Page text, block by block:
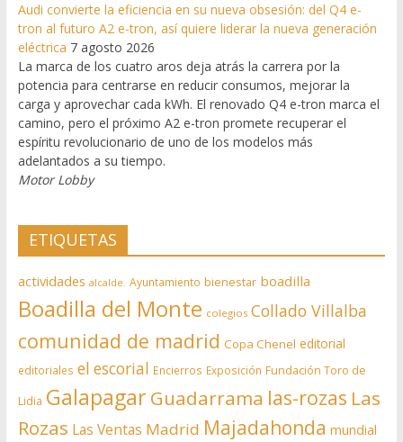
Audi convierte la eficiencia en su nueva obsesión: del Q4 e-
tron al futuro A2 e-tron, así quiere liderar la nueva generación
eléctrica 7 agosto 2026
La marca de los cuatro aros deja atrás la carrera por la
potencia para centrarse en reducir consumos, mejorar la
carga y aprovechar cada kWh. El renovado Q4 e-tron marca el
camino, pero el próximo A2 e-tron promete recuperar el
espíritu revolucionario de uno de los modelos más
adelantados a su tiempo.
Motor Lobby
ETIQUETAS
actividades alcalde. Ayuntamiento bienestar boadilla
Boadilla del Monte colegios Collado Villalba
comunidad de madrid Copa Chenel editorial
editoriales el escorial Encierros Exposición Fundación Toro de
Lidia Galapagar Guadarrama las-rozas Las
Rozas Las Ventas Madrid Majadahonda mundial